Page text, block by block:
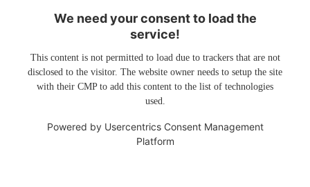
We need your consent to load the
service!
This content is not permitted to load due to trackers that are not
disclosed to the visitor. The website owner needs to setup the site
with their CMP to add this content to the list of technologies
used.
Powered by Usercentrics Consent Management
Platform